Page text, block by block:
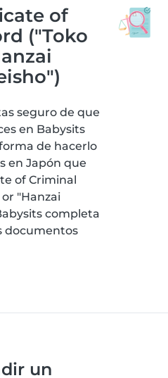
of
("Toko
seguro de que
en Babysits
de hacerlo
en Japón que
of Criminal
"Hanzai
completa
documentos
un